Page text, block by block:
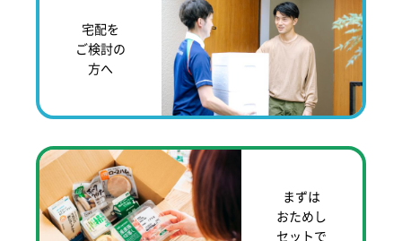
宅配を
ご検討の
方へ
まずは
おためし
セットで